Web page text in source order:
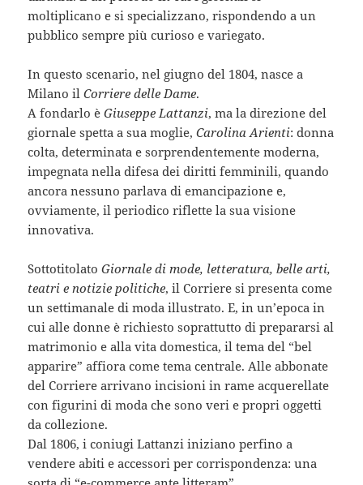
moltiplicano e si specializzano, rispondendo a un
pubblico sempre più curioso e variegato.
In questo scenario, nel giugno del 1804, nasce a
Milano ilCorriere delle Dame.
A fondarlo èGiuseppe Lattanzi, ma la direzione del
giornale spetta a sua moglie,Carolina Arienti: donna
colta, determinata e sorprendentemente moderna,
impegnata nella difesa dei diritti femminili, quando
ancora nessuno parlava di emancipazione e,
ovviamente, il periodico riflette la sua visione
innovativa.
SottotitolatoGiornale di mode, letteratura, belle arti,
teatri e notizie politiche, il Corriere si presenta come
un settimanale di moda illustrato. E, in un’epoca in
cui alle donne è richiesto soprattutto di prepararsi al
matrimonio e alla vita domestica, il tema del “bel
apparire” affiora come tema centrale. Alle abbonate
del Corriere arrivano incisioni in rame acquerellate
con figurini di moda che sono veri e propri oggetti
da collezione.
Dal 1806, i coniugi Lattanzi iniziano perfino a
vendere abiti e accessori per corrispondenza: una